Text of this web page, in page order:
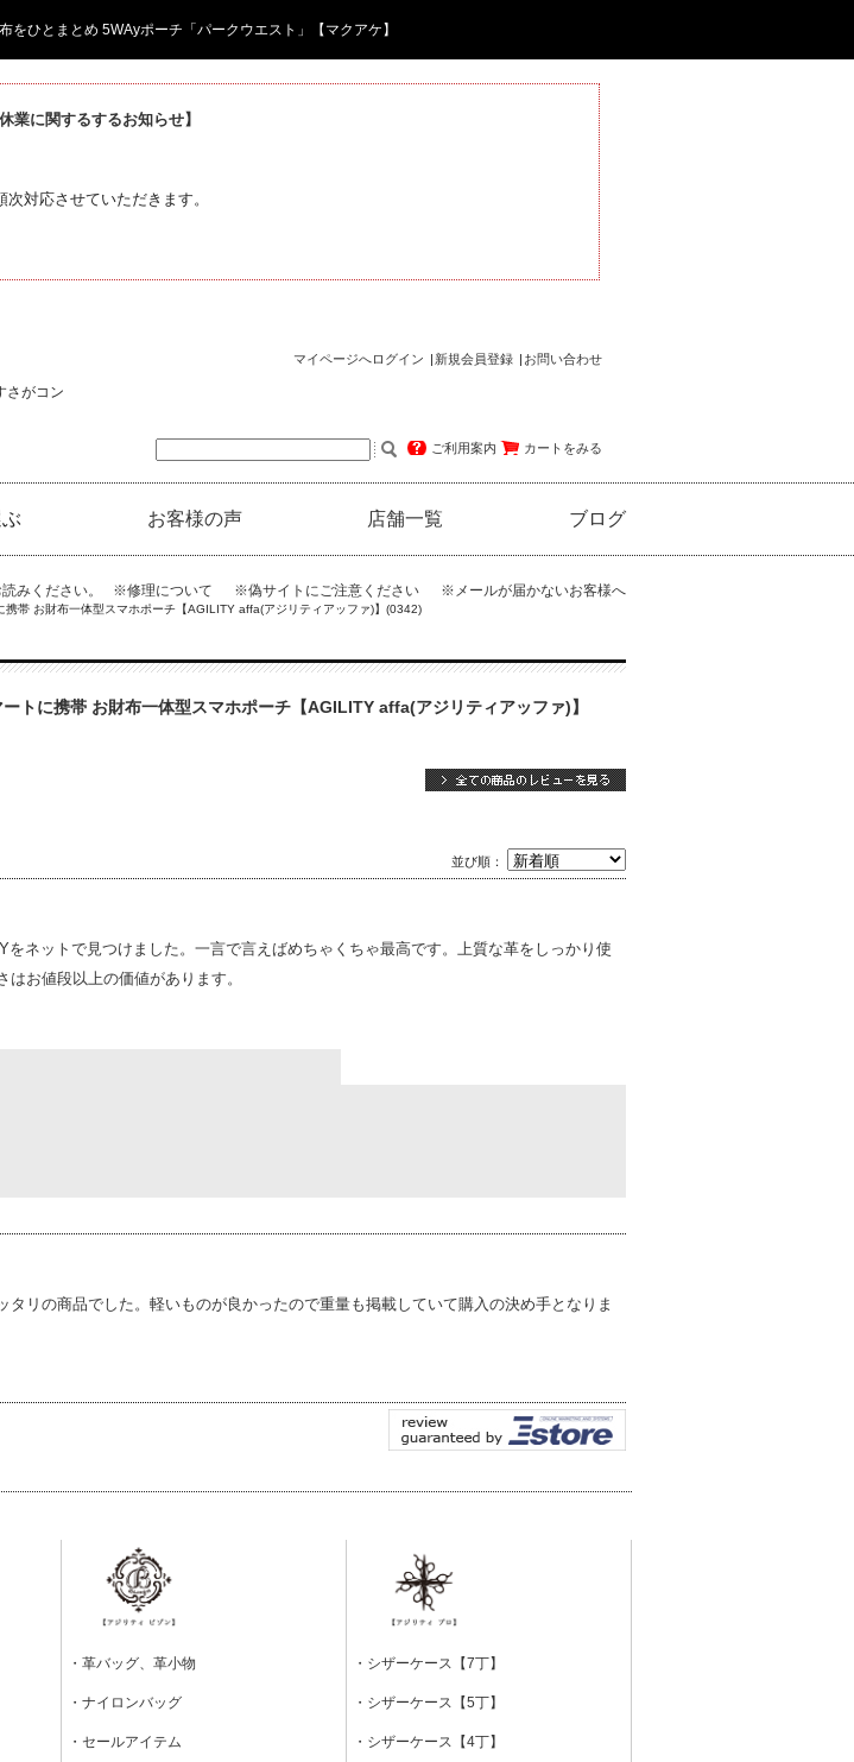
をひとまとめ 5WAyポーチ「パークウエスト」【マクアケ】
業に関するするお知らせ】
対応させていただきます。
さがコン
マイページへログイン 新規会員登録 お問い合わせ
ご利用案内 カートをみる
お客様の声 店舗一覧 ブログ
みください。 ※修理について ※偽サイトにご注意ください ※メールが届かないお客様へ
帯 お財布一体型スマホポーチ【AGILITY affa(アジリティアッファ)】(0342)
トに携帯 お財布一体型スマホポーチ【AGILITY affa(アジリティアッファ)】
並び順：
ネットで見つけました。一言で言えばめちゃくちゃ最高です。上質な革をしっかり使
お値段以上の価値があります。
リの商品でした。軽いものが良かったので重量も掲載していて購入の決め手となりま
・革バッグ、革小物
・ナイロンバッグ
・セールアイテム
・シザーケース【7丁】
・シザーケース【5丁】
・シザーケース【4丁】